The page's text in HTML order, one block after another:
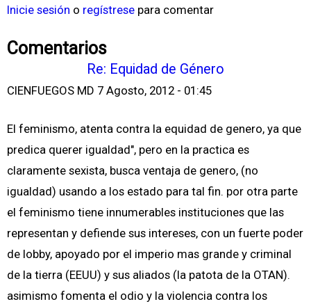
Inicie sesión o regístrese para comentar
Comentarios
Re: Equidad de Género
CIENFUEGOS MD 7 Agosto, 2012 - 01:45
El feminismo, atenta contra la equidad de genero, ya que
predica querer igualdad", pero en la practica es
claramente sexista, busca ventaja de genero, (no
igualdad) usando a los estado para tal fin. por otra parte
el feminismo tiene innumerables instituciones que las
representan y defiende sus intereses, con un fuerte poder
de lobby, apoyado por el imperio mas grande y criminal
de la tierra (EEUU) y sus aliados (la patota de la OTAN).
asimismo fomenta el odio y la violencia contra los